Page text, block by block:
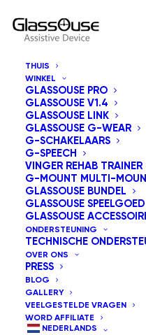
THUIS
WINKEL
GLASSOUSE PRO
GLASSOUSE V1.4
GLASSOUSE LINK
GLASSOUSE G-WEAR
G-SCHAKELAARS
G-SPEECH
VINGER REHAB TRAINER
G-MOUNT MULTI-
GLASSOUSE BUNDEL
GLASSOUSE SPEELGOED
GLASSOUSE
ONDERSTEUNING
TECHNISCHE
OVER ONS
PRESS
BLOG
GALLERY
VEELGESTELDE VRAGEN
WORD AFFILIATE
NEDERLANDS
Toon alles
Sorteer op
Sorteer
Sorteer op